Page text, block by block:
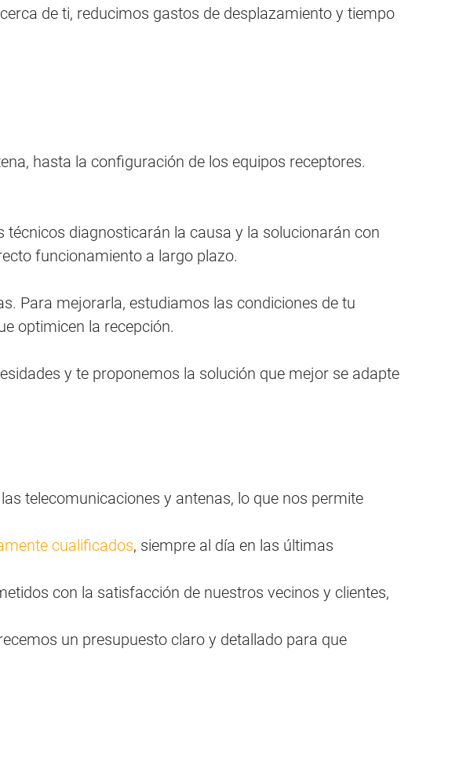
de ti, reducimos gastos de desplazamiento y tiempo
hasta la configuración de los equipos receptores.
diagnosticarán la causa y la solucionarán con
funcionamiento a largo plazo.
Para mejorarla, estudiamos las condiciones de tu
optimicen la recepción.
y te proponemos la solución que mejor se adapte
telecomunicaciones y antenas, lo que nos permite
cualificados, siempre al día en las últimas
con la satisfacción de nuestros vecinos y clientes,
un presupuesto claro y detallado para que